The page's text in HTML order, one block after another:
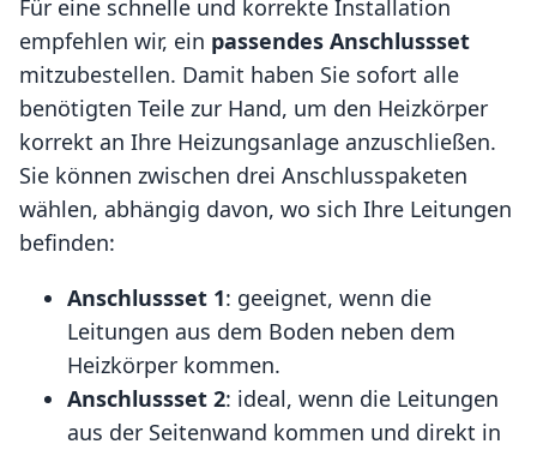
Für eine schnelle und korrekte Installation
empfehlen wir, ein passendes Anschlussset
mitzubestellen. Damit haben Sie sofort alle
benötigten Teile zur Hand, um den Heizkörper
korrekt an Ihre Heizungsanlage anzuschließen.
Sie können zwischen drei Anschlusspaketen
wählen, abhängig davon, wo sich Ihre Leitungen
befinden:
Anschlussset 1: geeignet, wenn die
Leitungen aus dem Boden neben dem
Heizkörper kommen.
Anschlussset 2: ideal, wenn die Leitungen
aus der Seitenwand kommen und direkt in